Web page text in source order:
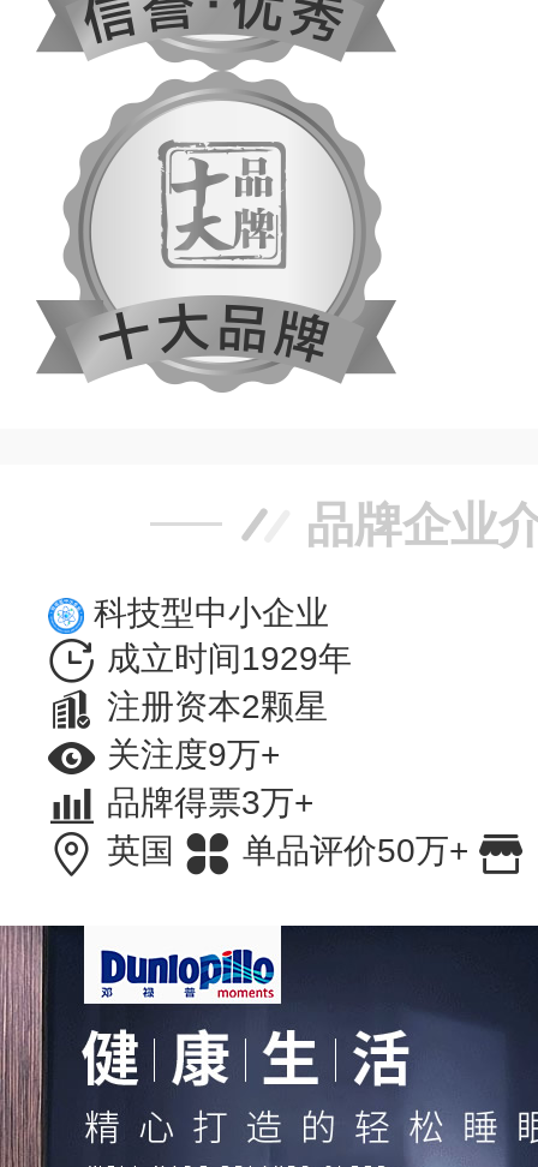
品牌企业
科技型中小企业
成立时间1929年
注册资本2颗星
关注度9万+
品牌得票3万+
英国
单品评价50万+